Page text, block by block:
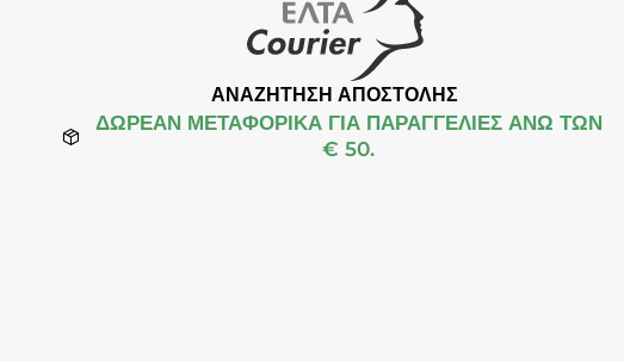
ΑΝΑΖΗΤΗΣΗ ΑΠΟΣΤΟΛΗΣ
ΔΩΡΕΆΝ ΜΕΤΑΦΟΡΙΚΑ ΓΙΑ ΠΑΡΑΓΓΕΛΙΕΣ ΑΝΩ ΤΩΝ
€ 50.